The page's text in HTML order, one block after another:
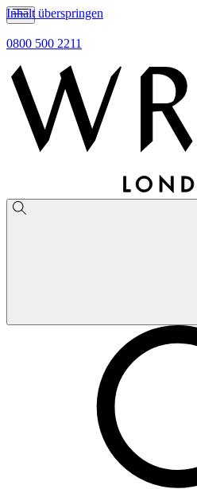
Inhalt überspringen
0800 500 2211